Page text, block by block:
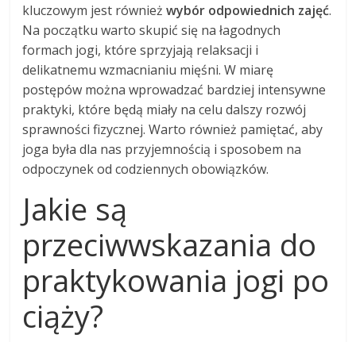
kluczowym jest równieżwybór odpowiednich zajęć.
Na początku warto skupić się na łagodnych
formach jogi, które sprzyjają relaksacji i
delikatnemu wzmacnianiu mięśni. W miarę
postępów można wprowadzać bardziej intensywne
praktyki, które będą miały na celu dalszy rozwój
sprawności fizycznej. Warto również pamiętać, aby
joga była dla nas przyjemnością i sposobem na
odpoczynek od codziennych obowiązków.
Jakie są
przeciwwskazania do
praktykowania jogi po
ciąży?